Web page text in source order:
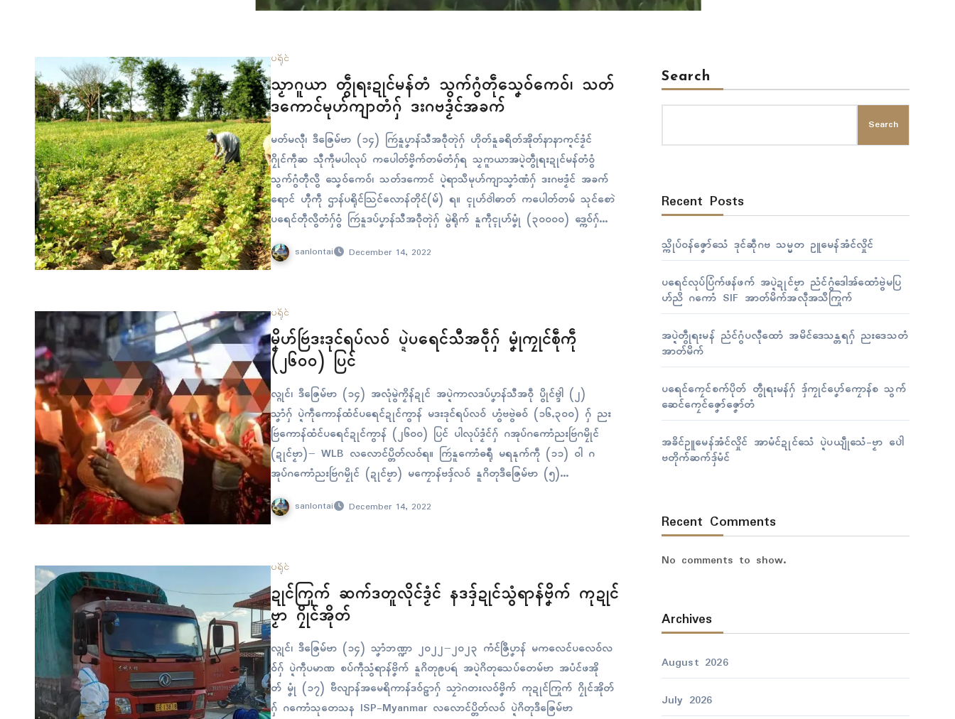
ပရိုၚ်
သၟာဂူယာ တွဵုရးဍုၚ်မန်တံ သွက်ဂွံတဵုသၞေဝ်ကေဝ်၊ သတ်
ဒကောၚ်မုဟ်ကျာတံဂှ် ဒးဂဗဒၟံၚ်အခက်
မတ်မလီု၊ ဒဳဇြေမ်ဗာ (၁၄) ကြဴနူပၞာန်သီအဝဵုတုဲဂှ် ဟိုတ်နူခရိတ်အိုတ်နာနာက္ဍၚ်ဒၟံၚ်
ဂၠိုၚ်ကဵုဆ သီုကဵုမပါလုပ် ကပေါတ်ဗၞိက်တမ်တံဂှ်ရ သၟဂူာယာအပ္ဍဲတွဵုရးဍုၚ်မန်တံဝွံ
သွက်ဂွံတဵုလွဳ သၞေဝ်ကေဝ်၊ သတ်ဒကောၚ် ပ္ဍဲရာသဳမုဟ်ကျာသၞာံဏံဂှ် ဒးဂဗဒၟံၚ် အခက်
ရောၚ် ဟီုကဵု ဌာန်ပရိုၚ်သြၚ်လောန်တိုၚ်(မ်) ရ။ ၚုဟ်ဝါဲဓာတ် ကပေါတ်တမ် သုၚ်စောဲ
ပရေၚ်တဵုလွဳတံဂှ်ဝွံ ကြဴနူဒပ်ပၞာန်သီအဝဵုတုဲဂှ် မွဲရိုက် နူကဵုၚုဟ်မၞုံ (၃၀၀၀၀) ဒ္ကေဝ်ဂှ်
ၚုဟ်တိုန်ကၠုၚ် စဵုကဵု (၁၅၀,၀၀၀) ဒ္ကေဝ်…
sanlontai December 14, 2022
ပရိုၚ်
မၞိဟ်ဗြဴဒးဒုၚ်ရပ်လဝ် ပ္ဍဲပရေၚ်သီအဝဵုဂှ် မၞုံကၠုၚ်စဵုကဵု
(၂၆၀၀) ပြၚ်
လ္ဂုၚ်၊ ဒဳဇြေမ်ဗာ (၁၄) အလုံမွဲကၟိန်ဍုၚ် အပ္ဍဲကာလဒပ်ပၞာန်သီအဝဵု ပွိုၚ်ဗ္ဒါဲ (၂)
သၞာံဂှ် ပ္ဍဲကဵုကောန်ထံၚ်ပရေၚ်ဍုၚ်ကွာန် မဒးဒုၚ်ရပ်လဝ် ဟွံဗဗွဲဓဝ် (၁၆,၃၀၀) ဂှ် ညး
ဗြဴကောန်ထံၚ်ပရေၚ်ဍုၚ်ကွာန် (၂၆၀၀) ပြၚ် ပါလုပ်ဒၟံၚ်ဂှ် ဂအုပ်ဂကောံညးဗြဴဂမၠိုၚ်
(ဍုၚ်ဗၟာ)− WLB လလောၚ်ပ္တိတ်လဝ်ရ။ ကြဴနူကောံဓရီု မရနုက်ကဵု (၁၁) ဝါ ဂ
အုပ်ဂကောံညးဗြဴဂမၠိုၚ် (ဍုၚ်ဗၟာ) မကၠောန်ဗဒှ်လဝ် နူဂိတုဒဳဇြေမ်ဗာ (၅)…
sanlontai December 14, 2022
ပရိုၚ်
ဍုၚ်ကြုက် ဆက်ဒတူလိုၚ်ဒၟံၚ် နဒဒှ်ဍုၚ်သွံရာန်ဗၞိက် ကုဍုၚ်
ဗၟာ ဂၠိုၚ်အိုတ်
လ္ဂုၚ်၊ ဒဳဇြေမ်ဗာ (၁၄) သၞာံဘဏ္ဍာ ၂၀၂၂−၂၀၂၃ ကံၚ်ဇြဳပၞာန် မကလေၚ်ပလေဝ်လ
ဝ်ဂှ် ပ္ဍဲကဵုပမာဏ စပ်ကဵုသွံရာန်ဗၞိက် နူဂိတုဨပရဴ အပ္ဍဲဂိတုသေပ်တေမ်ဗာ အပံၚ်ဖအို
တ် မၞုံ (၁၇) ဗဳလျာန်အမေရိကာန်ဒဝ်ဠာဂှ် သၠာဲဂတးလဝ်ဗၞိက် ကုဍုၚ်ကြုက် ဂၠိုၚ်အိုတ်
ဂှ် ဂကောံသုတေသန ISP-Myanmar လလောၚ်ပ္တိတ်လဝ် ပ္ဍဲဂိတုဒဳဇြေမ်ဗာ
Search
Search
Recent Posts
သ္ကိုပ်ဝန်ဇၞော်သေံ ဒုၚ်ဆဵုဂဗ သမ္မတ ဥူမေန်အံၚ်လှိုၚ်
ပရေၚ်လုပ်ပြံက်ဖန်ဖက် အပ္ဍဲဍုၚ်ဗၟာ ညံၚ်ဂွံဒေါအ်ထောံဗွဲမပြ
ဟ်ညိ ဂကောံ SIF အာတ်မိက်အလဵုအသဳကြုက်
အပ္ဍဲတွဵုရးမန် ညံၚ်ဂွံပလီုထောံ အမိၚ်ဒေသန္တရဂှ် ညးဒေသတံ
အာတ်မိက်
ပရေၚ်ကၠေၚ်စက်ပိုတ် တွဵုရးမန်ဂှ် ဒှ်ကၠုၚ်ပၞော်ကၠောန်စ သွက်
ဆေၚ်ကၠေၚ်ဇၞော်ဇၞော်တံ
အခိၚ်ဥူမေန်အံၚ်လှိုၚ် အာမံၚ်ဍုၚ်သေံ ပ္ဍဲပယျဵုသေံ-ဗၟာ ပေါဲ
ဗတိုက်ဆက်ဒှ်မံၚ်
Recent Comments
No comments to show.
Archives
August 2026
July 2026